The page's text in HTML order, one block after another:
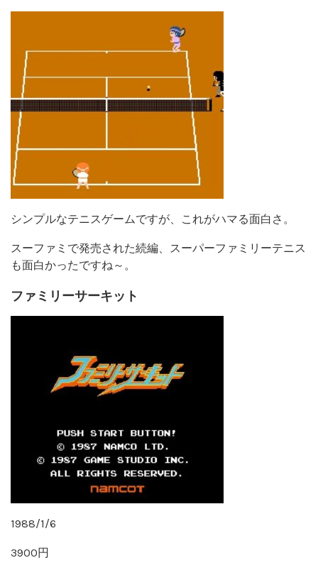
シンプルなテニスゲームですが、これがハマる面白さ。
スーファミで発売された続編、スーパーファミリーテニス
も面白かったですね～。
ファミリーサーキット
1988/1/6
3900円